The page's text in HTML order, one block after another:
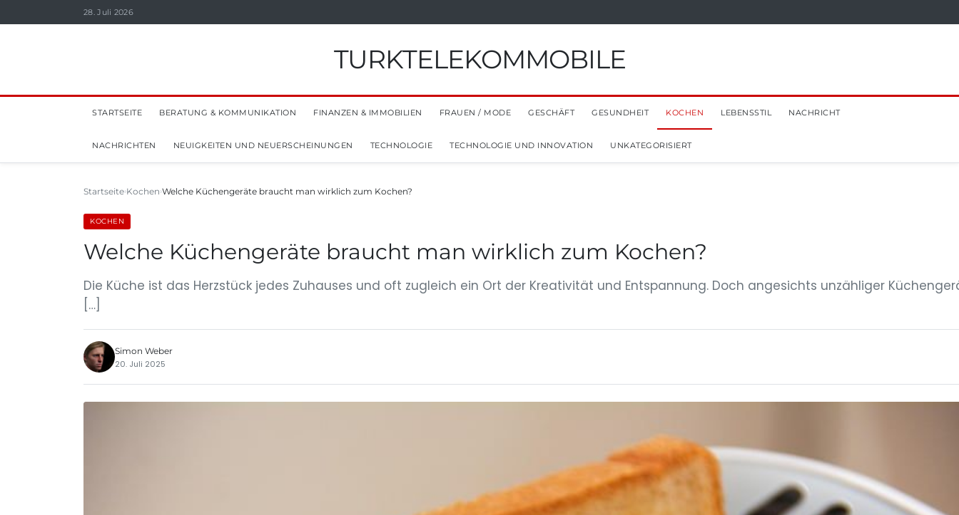
28. Juli 2026
TURKTELEKOMMOBILE
STARTSEITE BERATUNG & KOMMUNIKATION FINANZEN & IMMOBILIEN FRAUEN / MODE GESCHÄFT GESUNDHEIT KOCHEN LEBENSSTIL NACHRICHT
NACHRICHTEN NEUIGKEITEN UND NEUERSCHEINUNGEN TECHNOLOGIE TECHNOLOGIE UND INNOVATION UNKATEGORISIERT
Startseite Kochen Welche Küchengeräte braucht man wirklich zum Kochen?
KOCHEN
Welche Küchengeräte braucht man wirklich zum Kochen?
Die Küche ist das Herzstück jedes Zuhauses und oft zugleich ein Ort der Kreativität und Entspannung. Doch angesichts unzähliger
[…]
Simon Weber
20. Juli 2025